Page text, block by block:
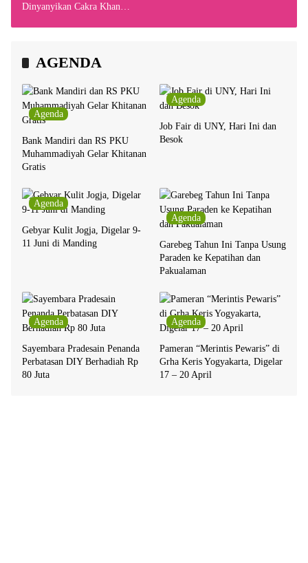
Dinyanyikan Cakra Khan
AGENDA
Agenda
Bank Mandiri dan RS PKU
Muhammadiyah Gelar Khitanan
Gratis
Agenda
Job Fair di UNY, Hari Ini dan
Besok
Agenda
Gebyar Kulit Jogja, Digelar 9-
11 Juni di Manding
Agenda
Garebeg Tahun Ini Tanpa Usung
Paraden ke Kepatihan dan
Pakualaman
Agenda
Sayembara Pradesain Penanda
Perbatasan DIY Berhadiah Rp
80 Juta
Agenda
Pameran “Merintis Pewaris” di
Grha Keris Yogyakarta, Digelar
17 – 20 April